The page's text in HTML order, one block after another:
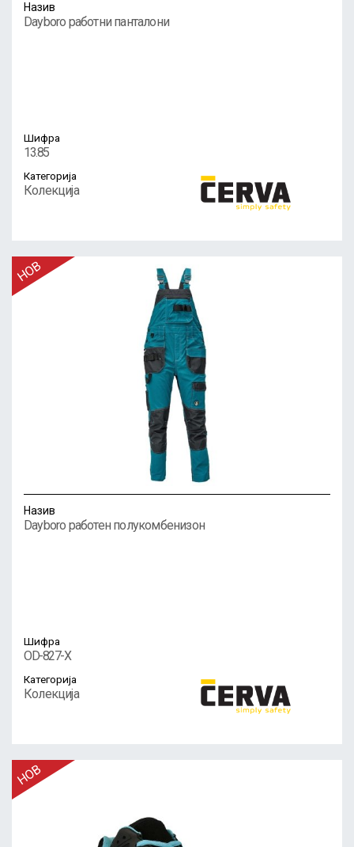
Назив
Dayboro работни панталони
Шифра
13.85
Категорија
Колекција
Назив
Dayboro работен полукомбенизон
Шифра
OD-827-X
Категорија
Колекција